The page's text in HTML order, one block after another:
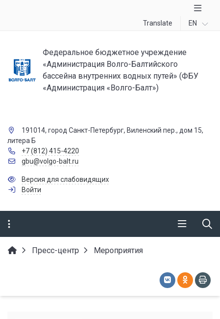
Translate EN
Федеральное бюджетное учреждение
«Администрация Волго-Балтийского
бассейна внутренних водных путей» (ФБУ
«Администрация «Волго-Балт»)
191014, город Санкт-Петербург, Виленский пер., дом 15,
литера Б
+7 (812) 415-4220
gbu@volgo-balt.ru
Версия для слабовидящих
Войти
Пресс-центр Мероприятия